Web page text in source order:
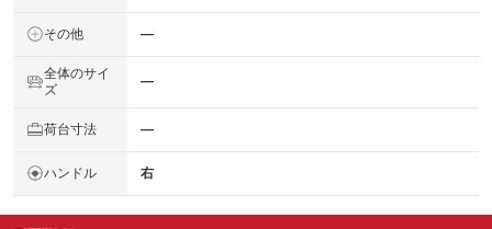
その他 ―
全体のサイ
ズ
―
荷台寸法 ―
ハンドル 右